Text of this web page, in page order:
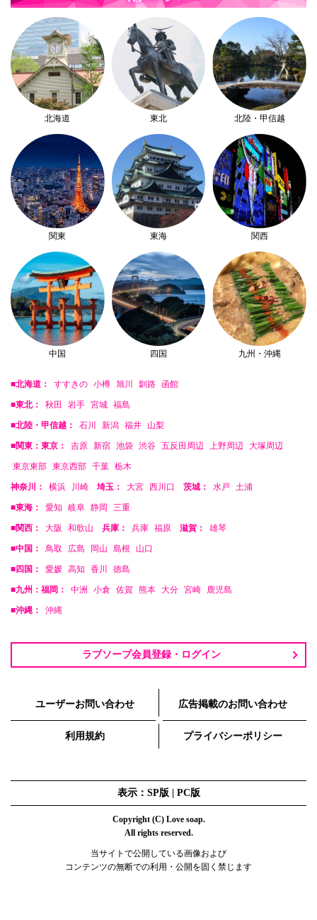
北海道 東北 北陸・甲信越
関東 東海 関西
中国 四国 九州・沖縄
■北海道： すすきの 小樽 旭川 釧路 函館
■東北： 秋田 岩手 宮城 福島
■北陸・甲信越： 石川 新潟 福井 山梨
■関東：東京： 吉原 新宿 池袋 渋谷 五反田周辺 上野周辺 大塚周辺
東京東部 東京西部 千葉 栃木
神奈川： 横浜 川崎 埼玉： 大宮 西川口 茨城： 水戸 土浦
■東海： 愛知 岐阜 静岡 三重
■関西： 大阪 和歌山 兵庫： 兵庫 福原 滋賀： 雄琴
■中国： 鳥取 広島 岡山 島根 山口
■四国： 愛媛 高知 香川 徳島
■九州：福岡： 中洲 小倉 佐賀 熊本 大分 宮崎 鹿児島
■沖縄： 沖縄
ラブソープ会員登録・ログイン
ユーザーお問い合わせ 広告掲載のお問い合わせ
利用規約 プライバシーポリシー
表示：SP版 | PC版
Copyright (C) Love soap.
All rights reserved.
当サイトで公開している画像および
コンテンツの無断での利用・公開を固く禁じます